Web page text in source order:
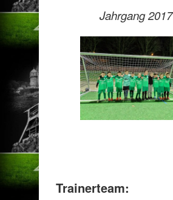
Jahrgang 2017
Trainerteam: